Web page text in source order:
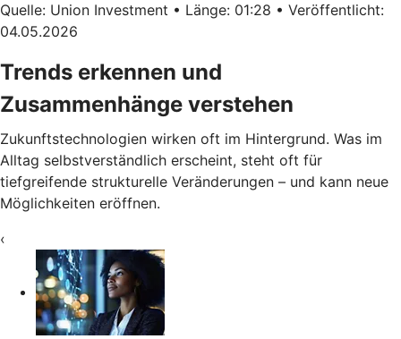
Quelle: Union Investment • Länge: 01:28 • Veröffentlicht:
04.05.2026
Trends erkennen und
Zusammenhänge verstehen
Zukunftstechnologien wirken oft im Hintergrund. Was im
Alltag selbstverständlich erscheint, steht oft für
tiefgreifende strukturelle Veränderungen – und kann neue
Möglichkeiten eröffnen.
‹